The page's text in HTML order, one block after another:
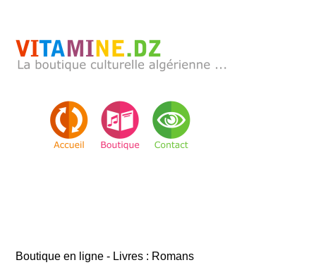
Boutique en ligne - Livres : Romans